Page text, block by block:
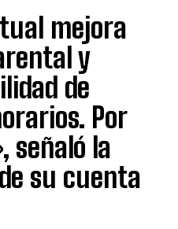
mejora
y
de
Por
señaló la
su cuenta